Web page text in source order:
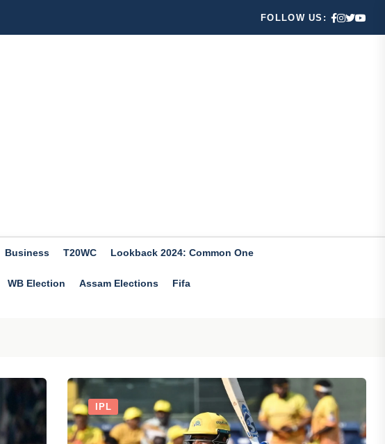
FOLLOW US:
Business T20WC Lookback 2024: Common One
WB Election Assam Elections Fifa
IPL